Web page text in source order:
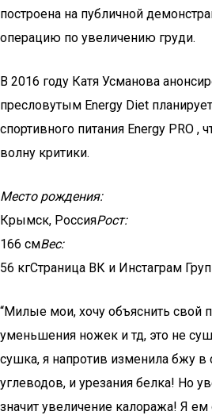
построена на публичной
операцию по увеличению груди.
В 2016 году Катя Усманова
пресловутым Energy Diet
спортивного питания Energy PRO ,
волну критики.
Место рождения:
Крымск, РоссияРост:
166 смВес:
56 кгСтраница ВК и Инстаграм
“Милые мои, хочу объяснить свой
уменьшения ножек и тд, это не
сушка, я напротив изменила бжу в
углеводов, и урезания белка! Но
значит увеличение калоража! Я